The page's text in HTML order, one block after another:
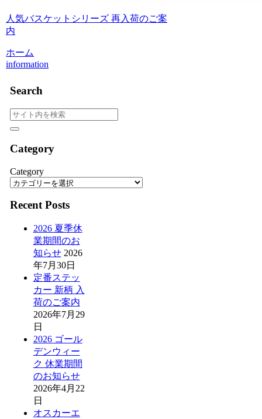
人気バスケットシリーズ 再入荷のご案
内
ホーム
information
Search
Category
Category
Recent Posts
2026 夏季休
業期間のお
知らせ 2026
年7月30日
定番ステッ
カー 新柄 入
荷のご案内
2026年7月29
日
2026 ゴール
デンウィー
ク 休業期間
のお知らせ
2026年4月22
日
オスカーエ